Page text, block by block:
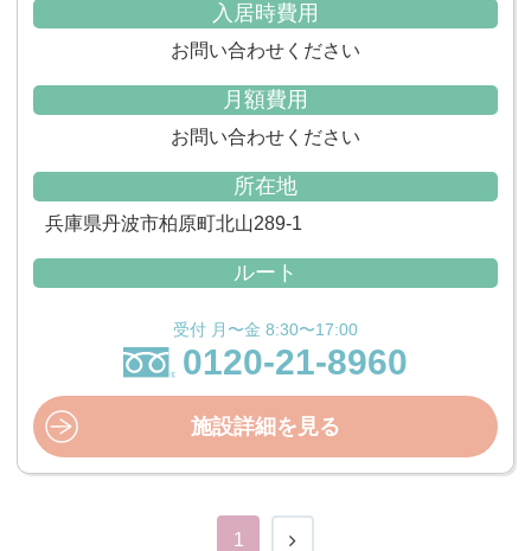
入居時費用
お問い合わせください
月額費用
お問い合わせください
所在地
兵庫県丹波市柏原町北山289-1
ルート
受付 月〜金 8:30〜17:00
0120-21-8960
施設詳細を見る
1